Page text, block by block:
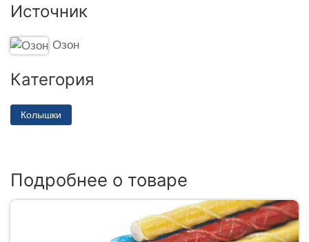
Источник
Озон
Категория
Колышки
Подробнее о товаре